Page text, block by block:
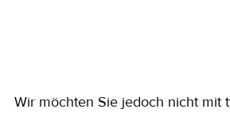
Wir möchten Sie jedoch nicht mit